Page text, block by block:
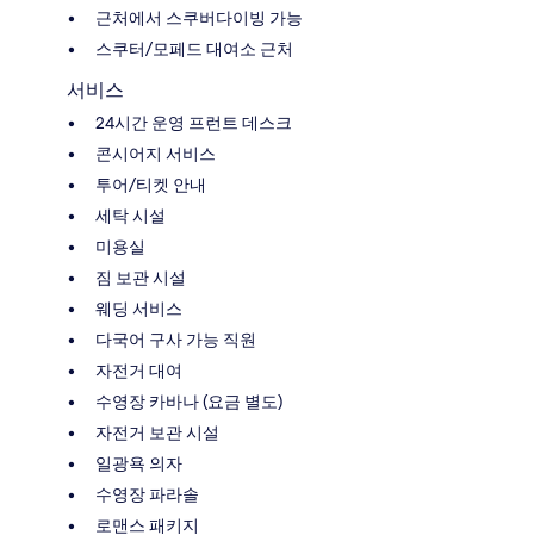
근처에서 스쿠버다이빙 가능
스쿠터/모페드 대여소 근처
서비스
24시간 운영 프런트 데스크
콘시어지 서비스
투어/티켓 안내
세탁 시설
미용실
짐 보관 시설
웨딩 서비스
다국어 구사 가능 직원
자전거 대여
수영장 카바나 (요금 별도)
자전거 보관 시설
일광욕 의자
수영장 파라솔
로맨스 패키지